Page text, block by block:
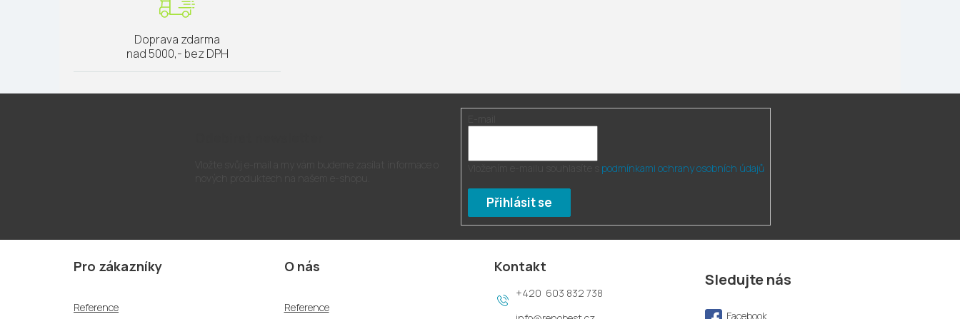
Doprava zdarma
nad 5000,- bez DPH
podmínkami ochrany osobních údajů
Přihlásit se
Z
Pro zákazníky
Reference
O nás
Reference
Kontakt
603 832 738
Sledujte nás
Facebook